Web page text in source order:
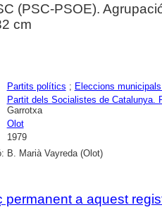
(PSC-PSOE).
cm
Partits polítics ; Eleccions
Partit dels Socialistes de Catalunya.
Garrotxa
Olot
1979
B. Marià Vayreda (Olot)
permanent a aquest